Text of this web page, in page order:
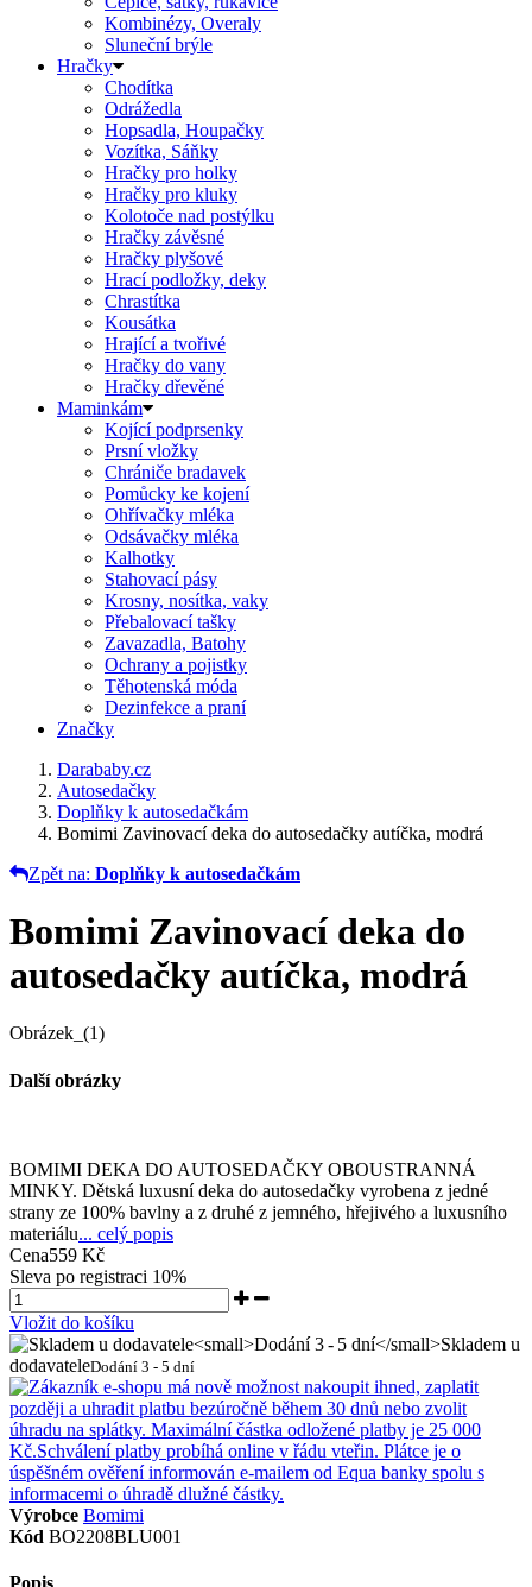
Kombinézy, Overaly
Sluneční brýle
Hračky
Chodítka
Odrážedla
Hopsadla, Houpačky
Vozítka, Sáňky
Hračky pro holky
Hračky pro kluky
Kolotoče nad postýlku
Hračky závěsné
Hračky plyšové
Hrací podložky, deky
Chrastítka
Kousátka
Hrající a tvořivé
Hračky do vany
Hračky dřevěné
Maminkám
Kojící podprsenky
Prsní vložky
Chrániče bradavek
Pomůcky ke kojení
Ohřívačky mléka
Odsávačky mléka
Kalhotky
Stahovací pásy
Krosny, nosítka, vaky
Přebalovací tašky
Zavazadla, Batohy
Ochrany a pojistky
Těhotenská móda
Dezinfekce a praní
Značky
Darababy.cz
Autosedačky
Doplňky k autosedačkám
Bomimi Zavinovací deka do autosedačky autíčka, modrá
Zpět na: Doplňky k autosedačkám
Bomimi Zavinovací deka do
autosedačky autíčka, modrá
Obrázek_(1)
Další obrázky
BOMIMI DEKA DO AUTOSEDAČKY OBOUSTRANNÁ
MINKY. Dětská luxusní deka do autosedačky vyrobena z jedné
strany ze 100% bavlny a z druhé z jemného, hřejivého a luxusního
materiálu... celý popis
Cena559 Kč
Sleva po registraci 10%
Vložit do košíku
Skladem u
dodavateleDodání 3 - 5 dní
Výrobce Bomimi
Kód BO2208BLU001